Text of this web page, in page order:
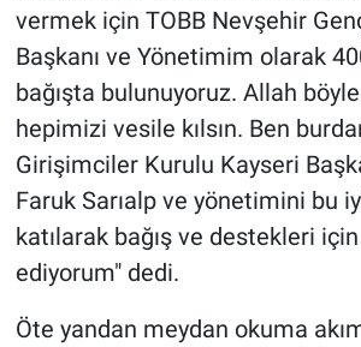
vermek için TOBB Nevşehir
Başkanı ve Yönetimim olarak
bağışta bulunuyoruz. Allah
hepimizi vesile kılsın. Ben
Girişimciler Kurulu Kayseri
Faruk Sarıalp ve yönetimini bu
katılarak bağış ve destekleri
ediyorum" dedi.
Öte yandan meydan okuma